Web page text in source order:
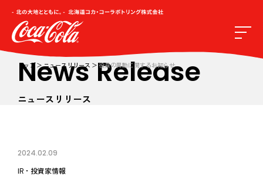
トップ ニュースリリース 役員の異動に関するお知らせ
News Release
ニュースリリース
2024.02.09
IR・投資家情報